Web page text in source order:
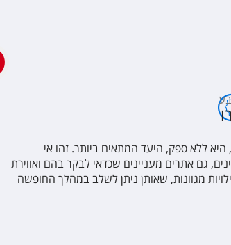
ללא ספק, היעד המתאים ביותר. זהו אי
גם אתרים מעניינים שכדאי לבקר בהם ואווירת
מגוונות, שאותן ניתן לשלב במהלך החופשה